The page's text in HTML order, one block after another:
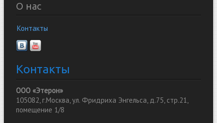
О нас
Контакты
Контакты
ООО «Этерон»
105082, г.Москва, ул. Фридриха Энгельса, д.75, стр.21,
помещение 1/8